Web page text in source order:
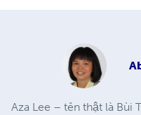
Aza Lee – tên thật là Bùi